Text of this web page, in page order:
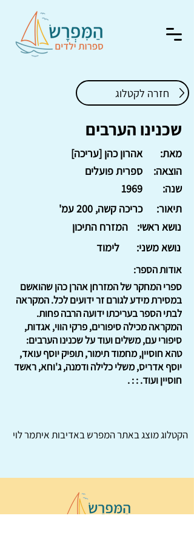
חזרה לקטלוג
שכנינו הערבים
אהרון כהן [עריכה]
מאת:
ספרית פועלים
הוצאה:
1969
שנה:
כריכה קשה, 200 עמ'
תיאור:
המזרח התיכון
נושא ראשי:
לימוד
נושא משני:
אודות הספר:
ספרי המחקר של המזרחן אהרן כהן שהואשם
במסירת מידע לגורם זר ידועים לכל. המקראה
לבתי הספר בעריכתו ידועה הרבה פחות.
המקראה מכילה סיפורים, פרקי הווי, אגדות,
סיפורי עם, משלים ועוד על שכנינו הערבים:
טהא חוסיין, מחמוד תימור, תופיק יוסף עואד,
יוסף אדריס, משלי כלילה ודמנה, ג'וחא, ראשד
חוסיין ועוד. : : .
הקטלוג מוצג באתרהמפרשבאדיבות איתמר לוי